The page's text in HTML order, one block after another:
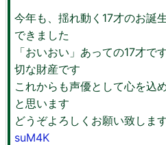
今年も、揺れ動く17才のお誕
できました
「おいおい」あっての17才で
切な財産です
これからも声優として心を込
と思います
どうぞよろしくお願い致しま
suM4K